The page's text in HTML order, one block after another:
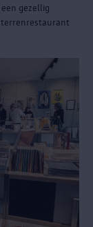
gezellig